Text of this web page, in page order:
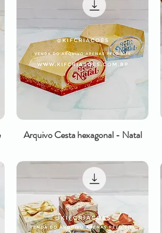
Arquivo Cesta hexagonal - Natal